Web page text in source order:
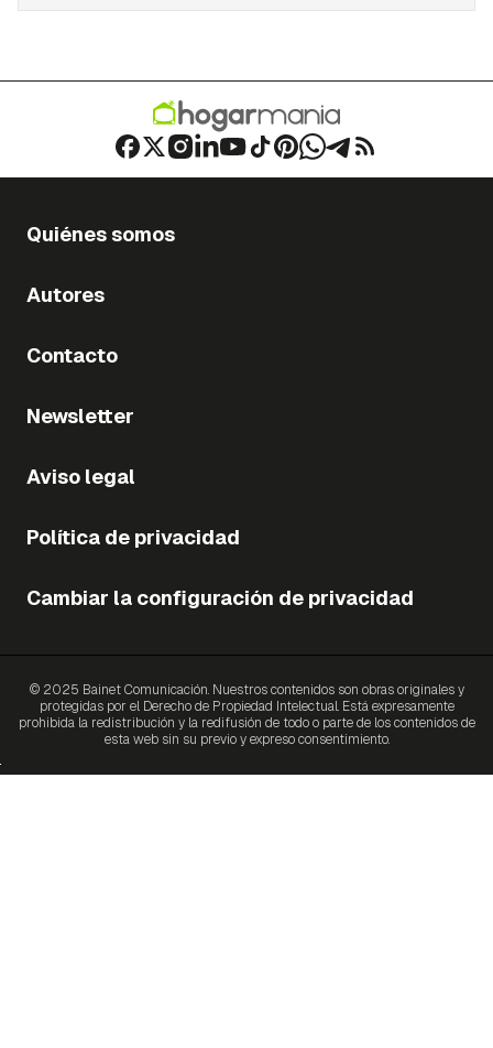
Quiénes somos
Autores
Contacto
Newsletter
Aviso legal
Política de privacidad
Cambiar la configuración de privacidad
© 2025 Bainet Comunicación. Nuestros contenidos son obras originales y
protegidas por el Derecho de Propiedad Intelectual. Está expresamente
prohibida la redistribución y la redifusión de todo o parte de los contenidos de
esta web sin su previo y expreso consentimiento.